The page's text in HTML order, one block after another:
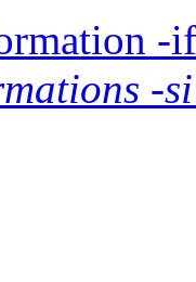
-
-